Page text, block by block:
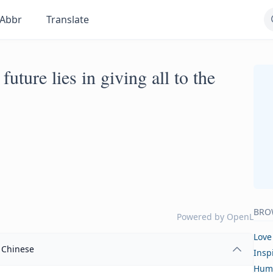
Abbr Translate
future lies in giving all to the
Powered by OpenL
Chinese